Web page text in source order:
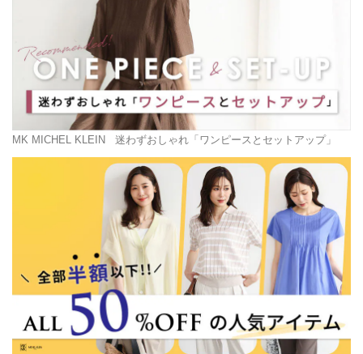
MK MICHEL KLEIN 迷わずおしゃれ「ワンピースとセットアップ」